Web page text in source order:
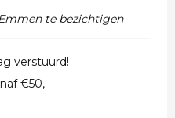
te bezichtigen
verstuurd!
€50,-